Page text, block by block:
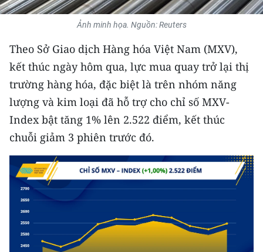
BẠN ĐỌC
TRI THỨC CHUYÊN SÂU
54 DÂN TỘC VIỆT NAM
CHƯƠNG TRÌNH OCOP - MỖI XÃ
MỘT SẢN PHẨM
RADIO
MEDIA CENTER
E-Magazine
Ảnh minh họa. Nguồn: Reuters
Theo Sở Giao dịch Hàng hóa Việt Nam (MXV),
kết thúc ngày hôm qua, lực mua quay trở lại thị
trường hàng hóa, đặc biệt là trên nhóm năng
lượng và kim loại đã hỗ trợ cho chỉ số MXV-
Index bật tăng 1% lên 2.522 điểm, kết thúc
chuỗi giảm 3 phiên trước đó.